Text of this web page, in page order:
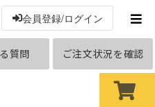
会員登録/ログイン
質問 ご注文状況を確認